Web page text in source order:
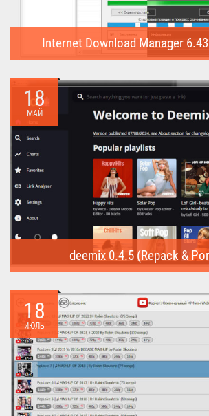
Internet Download Manager
предназначена для...
18
МАЙ
deemix 0.4.5 (Repack &
треки...
18
ИЮЛЬ